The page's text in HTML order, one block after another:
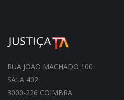
RUA JOÃO MACHADO 100
SALA 402
3000-226 COIMBRA